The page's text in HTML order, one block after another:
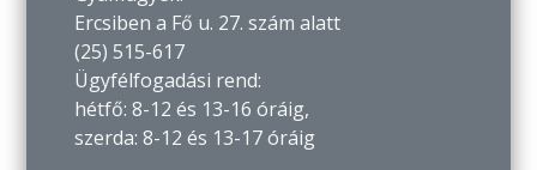
Ercsiben a Fő u. 27. szám alatt
(25) 515-617
Ügyfélfogadási rend:
hétfő: 8-12 és 13-16 óráig,
szerda: 8-12 és 13-17 óráig